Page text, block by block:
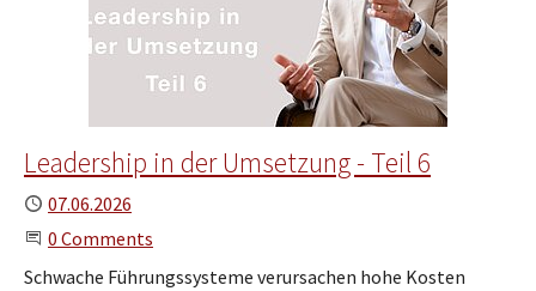
Leadership in der Umsetzung - Teil 6
Published
07.06.2026
Start the Conversation
0 Comments
Schwache Führungssysteme verursachen hohe Kosten